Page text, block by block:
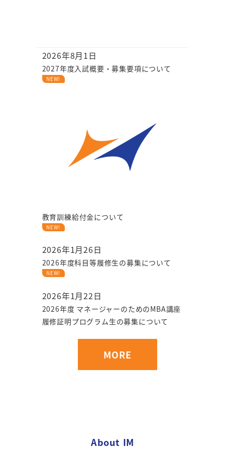
2027年度入試概要・募集要項について
NEW!
2026年8月1日
教育訓練給付金について
NEW!
2026年度科目等履修生の募集について
NEW!
2026年1月26日
2026年度 マネージャーのためのMBA講座
履修証明プログラム生の募集について
2026年1月22日
MORE
About IM